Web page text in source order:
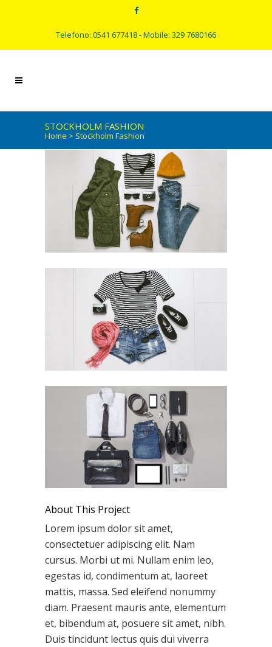
Telefono: 0541 677418 - Mobile: 329 7680166
STOCKHOLM FASHION
Home > Stockholm Fashion
About This Project
Lorem ipsum dolor sit amet,
consectetuer adipiscing elit. Nam
cursus. Morbi ut mi. Nullam enim leo,
egestas id, condimentum at, laoreet
mattis, massa. Sed eleifend nonummy
diam. Praesent mauris ante, elementum
et, bibendum at, posuere sit amet, nibh.
Duis tincidunt lectus quis dui viverra